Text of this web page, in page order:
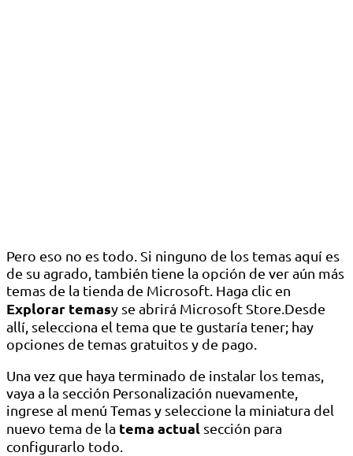
Pero eso no es todo. Si ninguno de los temas aquí es
de su agrado, también tiene la opción de ver aún más
temas de la tienda de Microsoft. Haga clic en
Explorar temasy se abrirá Microsoft Store.Desde
allí, selecciona el tema que te gustaría tener; hay
opciones de temas gratuitos y de pago.
Una vez que haya terminado de instalar los temas,
vaya a la sección Personalización nuevamente,
ingrese al menú Temas y seleccione la miniatura del
nuevo tema de la tema actual sección para
configurarlo todo.